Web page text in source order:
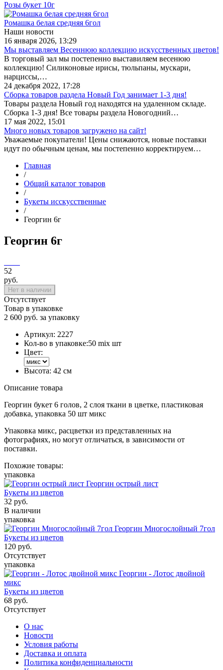
Розы букет 10г
Ромашка белая средняя 6гол
Наши новости
16 января 2026, 13:29
Мы выставляем Весеннюю коллекцию искусственных цветов!
В торговый зал мы постепенно выставиляем весенюю
коллекцию! Силиконовые ирисы, тюльпаны, мускари,
нарциссы,…
24 декабря 2022, 17:28
Сборка товаров раздела Новый Год занимает 1-3 дня!
Товары раздела Новый год находятся на удаленном складе.
Сборка 1-3 дня! Все товары раздела Новогодний…
17 мая 2022, 15:01
Много новых товаров загружено на сайт!
Уважаемые покупатели! Цены снижаются, новые поставки
идут по обычным ценам, мы постепенно корректируем…
Главная
/
Общий каталог товаров
/
Букеты исскусственные
/
Георгин 6г
Георгин 6г
52
руб.
Нет в наличии
Отсутствует
Товар в упаковке
2 600 руб. за упаковку
Артикул: 2227
Кол-во в упаковке:50 mix шт
Цвет:
Высота: 42 см
Описание товара
Георгин букет 6 голов, 2 слоя ткани в цветке, пластиковая
добавка, упаковка 50 шт микс
Упаковка микс, расцветки из представленных на
фотографиях, но могут отличаться, в зависимости от
поставки.
Похожие товары:
упаковка
Георгин острый лист
Букеты из цветов
32 руб.
В наличии
упаковка
Георгин Многослойный 7гол
Букеты из цветов
120 руб.
Отсутствует
упаковка
Георгин - Лотос двойной
микс
Букеты из цветов
68 руб.
Отсутствует
О нас
Новости
Условия работы
Доставка и оплата
Политика конфиденциальности